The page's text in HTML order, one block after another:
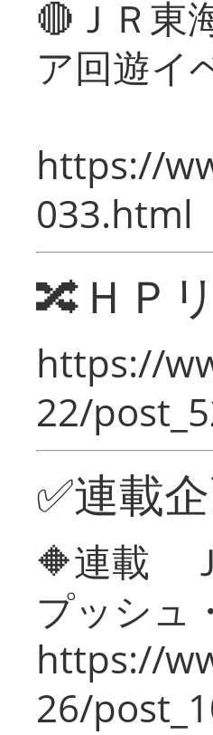
🔴ＪＲ東
ア回遊イ
https://
033.html
🔀ＨＰ
https://
22/
✅連載
🔶連載
プッシュ
https://
26/